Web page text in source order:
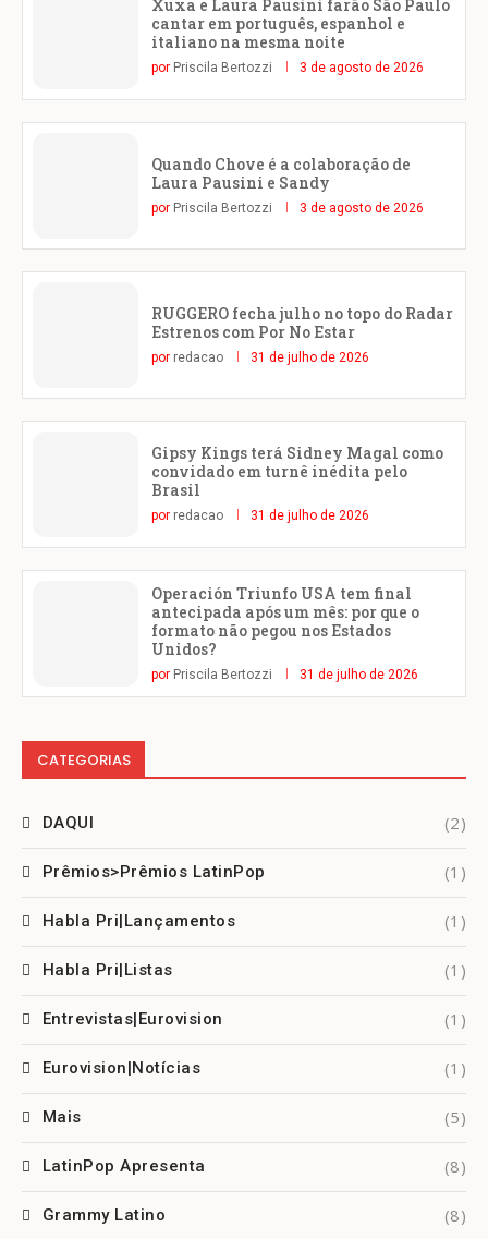
Xuxa e Laura Pausini farão São Paulo
cantar em português, espanhol e
italiano na mesma noite
por Priscila Bertozzi 3 de agosto de 2026
Quando Chove é a colaboração de
Laura Pausini e Sandy
por Priscila Bertozzi 3 de agosto de 2026
RUGGERO fecha julho no topo do Radar
Estrenos com Por No Estar
por redacao 31 de julho de 2026
Gipsy Kings terá Sidney Magal como
convidado em turnê inédita pelo
Brasil
por redacao 31 de julho de 2026
Operación Triunfo USA tem final
antecipada após um mês: por que o
formato não pegou nos Estados
Unidos?
por Priscila Bertozzi 31 de julho de 2026
CATEGORIAS
DAQUI (2)
Prêmios>Prêmios LatinPop (1)
Habla Pri|Lançamentos (1)
Habla Pri|Listas (1)
Entrevistas|Eurovision (1)
Eurovision|Notícias (1)
Mais (5)
LatinPop Apresenta (8)
Grammy Latino (8)